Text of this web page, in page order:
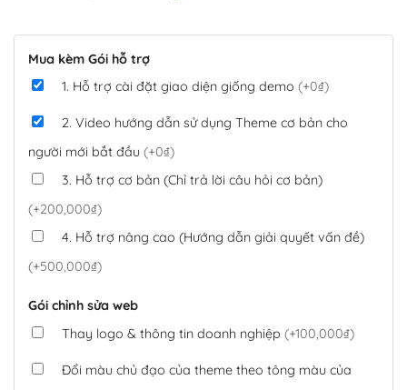
Mua kèm Gói hỗ trợ
1. Hỗ trợ cài đặt giao diện giống demo (+0₫)
2. Video hướng dẫn sử dụng Theme cơ bản cho
người mới bắt đầu (+0₫)
3. Hỗ trợ cơ bản (Chỉ trả lời câu hỏi cơ bản)
(+200,000₫)
4. Hỗ trợ nâng cao (Hướng dẫn giải quyết vấn đề)
(+500,000₫)
Gói chỉnh sửa web
Thay logo & thông tin doanh nghiệp (+100,000₫)
Đổi màu chủ đạo của theme theo tông màu của